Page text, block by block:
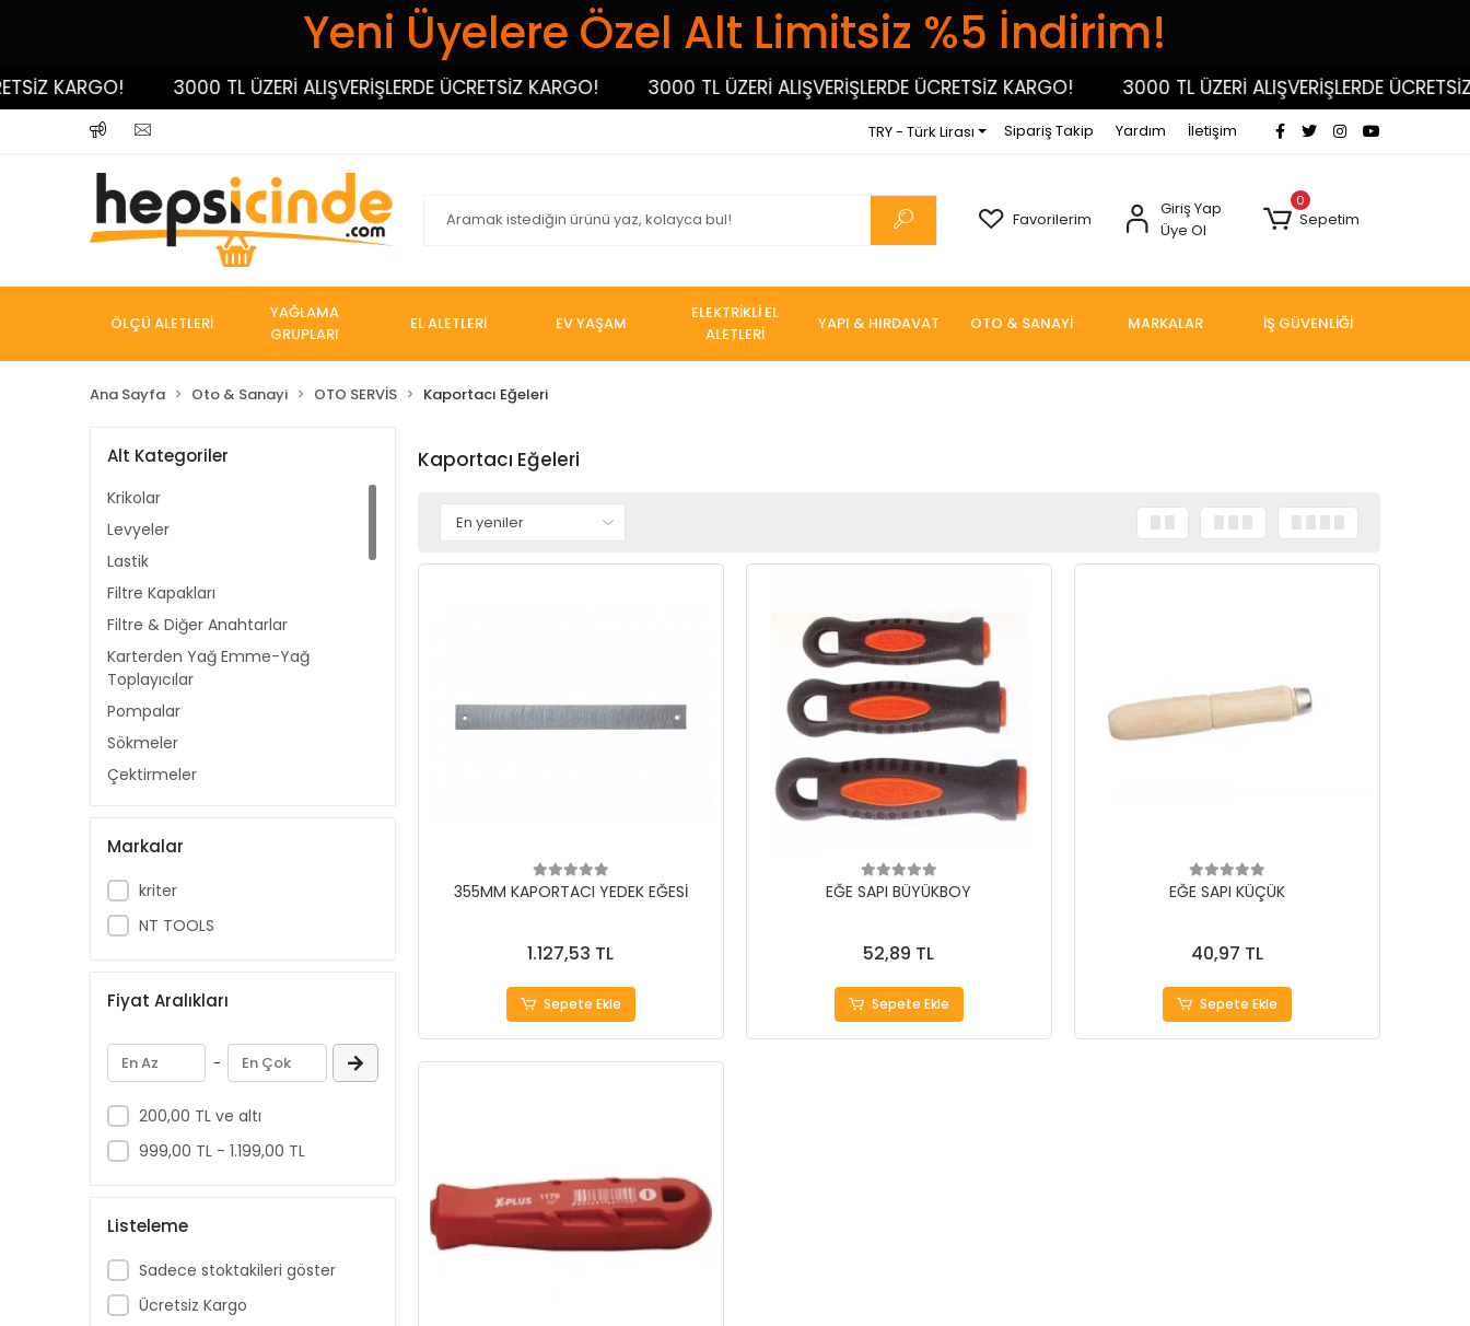
Yeni Üyelere Özel Alt Limitsiz %5 İndirim!
KARGO! 3000 TL ÜZERİ ALIŞVERİŞLERDE ÜCRETSİZ KARGO! 3000 TL ÜZERİ ALIŞVERİŞLERDE ÜCRETSİZ KARGO! 3000 TL ÜZERİ ALIŞVERİŞLERDE ÜCRETSİZ
TRY - Türk Lirası Sipariş Takip Yardım İletişim
Favorilerim
Giriş Yap
Üye Ol
0
Sepetim
ÖLÇÜ ALETLERİ
YAĞLAMA
GRUPLARI
EL ALETLERİ EV YAŞAM
ELEKTRİKLİ EL
ALETLERİ
YAPI & HIRDAVAT OTO & SANAYİ MARKALAR İŞ GÜVENLİĞİ
Ana Sayfa Oto & Sanayi OTO SERVİS Kaportacı Eğeleri
Alt Kategoriler
Krikolar
Levyeler
Lastik
Filtre Kapakları
Filtre & Diğer Anahtarlar
Karterden Yağ Emme-Yağ
Toplayıcılar
Pompalar
Sökmeler
Çektirmeler
Balans Çekiçler
Far Parlatma Setleri
Kaportacı Eğeleri
Tamirci Aydınlatmaları
Transfer Pompaları
Motor Standları
Akü Antifiriz Bomesi
Yağdanlıklar
Manyetik Ekipmanlar
Garaj Servis Ekipmanları
Markalar
kriter
NT TOOLS
Fiyat Aralıkları
-
200,00 TL ve altı
999,00 TL - 1.199,00 TL
Listeleme
Sadece stoktakileri göster
Ücretsiz Kargo
Kaportacı Eğeleri
355MM KAPORTACI YEDEK EĞESİ
1.127,53 TL
Sepete Ekle
EĞE SAPI BÜYÜKBOY
52,89 TL
Sepete Ekle
EĞE SAPI KÜÇÜK
40,97 TL
Sepete Ekle